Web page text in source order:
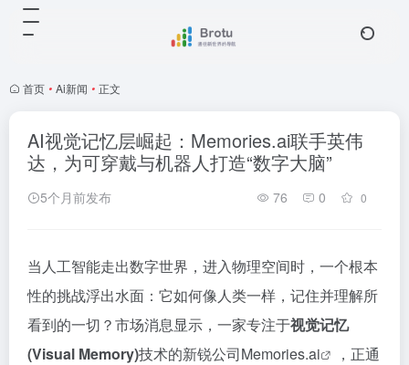
首页 • Ai新闻 • 正文
AI视觉记忆层崛起：Memories.ai联手英伟
达，为可穿戴与机器人打造“数字大脑”
5个月前发布 76 0 0
当人工智能走出数字世界，进入物理空间时，一个根本
性的挑战浮出水面：它如何像人类一样，记住并理解所
看到的一切？市场消息显示，一家专注于视觉记忆
(Visual Memory)技术的新锐公司Memories.ai
，正通